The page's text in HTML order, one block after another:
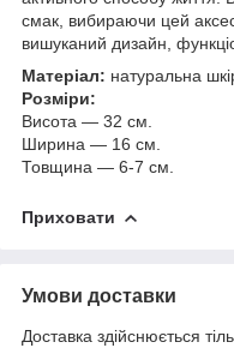
смак, вибираючи цей
вишуканий дизайн,
Матеріал: натуральна
Розміри:
Висота — 32 см.
Ширина — 16 см.
Товщина — 6-7 см.
Приховати
Умови доставки
Доставка здійснюється